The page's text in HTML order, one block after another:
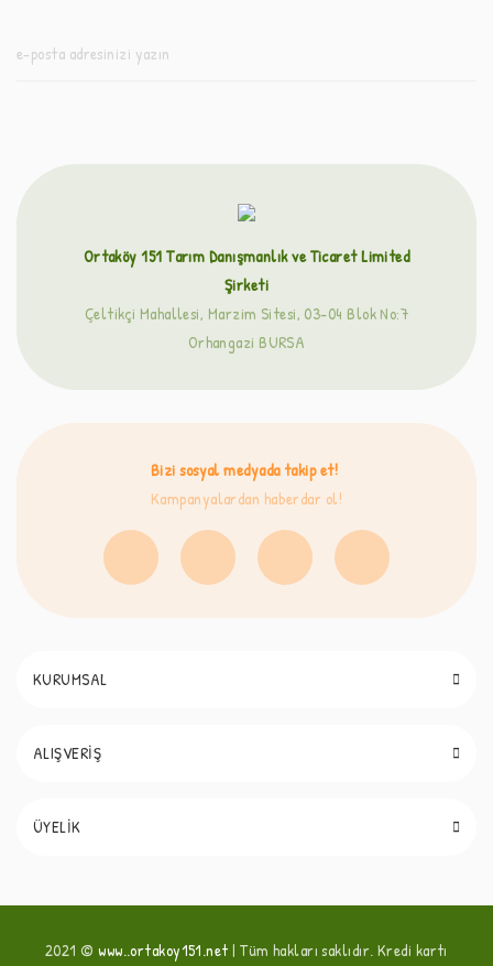
Ortaköy 151 Tarım Danışmanlık ve Ticaret Limited
Şirketi
Çeltikçi Mahallesi, Marzim Sitesi, 03-04 Blok No:7
Orhangazi BURSA
Bizi sosyal medyada takip et!
Kampanyalardan haberdar ol!
KURUMSAL
ALIŞVERİŞ
ÜYELİK
2021 ©www..ortakoy151.net| Tüm hakları saklıdır. Kredi kartı